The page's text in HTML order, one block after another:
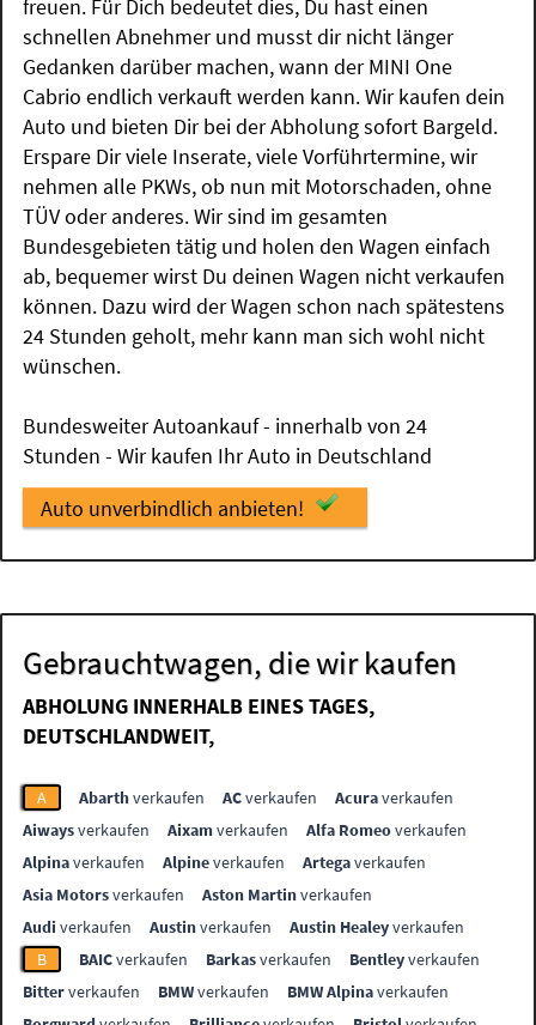
freuen. Für Dich bedeutet dies, Du hast einen
schnellen Abnehmer und musst dir nicht länger
Gedanken darüber machen, wann der MINI One
Cabrio endlich verkauft werden kann. Wir kaufen dein
Auto und bieten Dir bei der Abholung sofort Bargeld.
Erspare Dir viele Inserate, viele Vorführtermine, wir
nehmen alle PKWs, ob nun mit Motorschaden, ohne
TÜV oder anderes. Wir sind im gesamten
Bundesgebieten tätig und holen den Wagen einfach
ab, bequemer wirst Du deinen Wagen nicht verkaufen
können. Dazu wird der Wagen schon nach spätestens
24 Stunden geholt, mehr kann man sich wohl nicht
wünschen.
Bundesweiter Autoankauf - innerhalb von 24
Stunden - Wir kaufen Ihr Auto in Deutschland
Auto unverbindlich anbieten!
Gebrauchtwagen, die wir kaufen
ABHOLUNG INNERHALB EINES TAGES,
DEUTSCHLANDWEIT,
A Abarthverkaufen ACverkaufen Acuraverkaufen
Aiwaysverkaufen Aixamverkaufen Alfa Romeoverkaufen
Alpinaverkaufen Alpineverkaufen Artegaverkaufen
Asia Motorsverkaufen Aston Martinverkaufen
Audi verkaufen Austinverkaufen Austin Healeyverkaufen
B
BAICverkaufen Barkasverkaufen Bentleyverkaufen
Bitterverkaufen BMWverkaufen BMW Alpinaverkaufen